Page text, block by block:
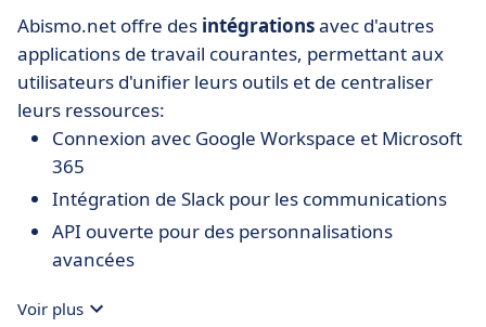
Abismo.net offre des intégrationsavec d'autres
applications de travail courantes, permettant aux
utilisateurs d'unifier leurs outils et de centraliser
leurs ressources:
Connexion avec Google Workspace et Microsoft
365
Intégration de Slack pour les communications
API ouverte pour des personnalisations
avancées
Voir plus